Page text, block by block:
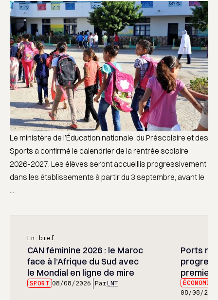
Le ministère de l’Éducation nationale, du Préscolaire et des
Sports a confirmé le calendrier de la rentrée scolaire
2026-2027. Les élèves seront accueillis progressivement
dans les établissements à partir du 3 septembre, avant le
...
En bref
CAN féminine 2026 : le Maroc
face à l’Afrique du Sud avec
le Mondial en ligne de mire
SPORT 08/08/2026 ParLNT
Ports
premier
08/08/